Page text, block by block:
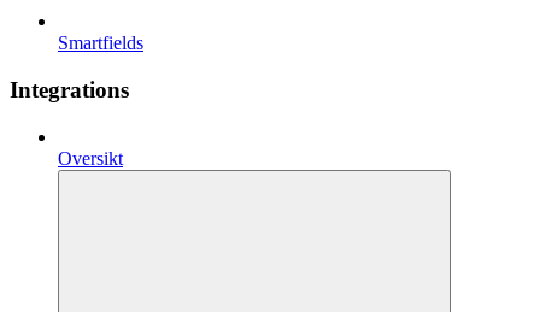
Smartfields
Integrations
Oversikt